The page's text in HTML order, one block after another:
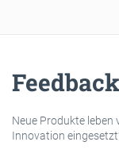
Feedback
Neue Produkte leben
Innovation